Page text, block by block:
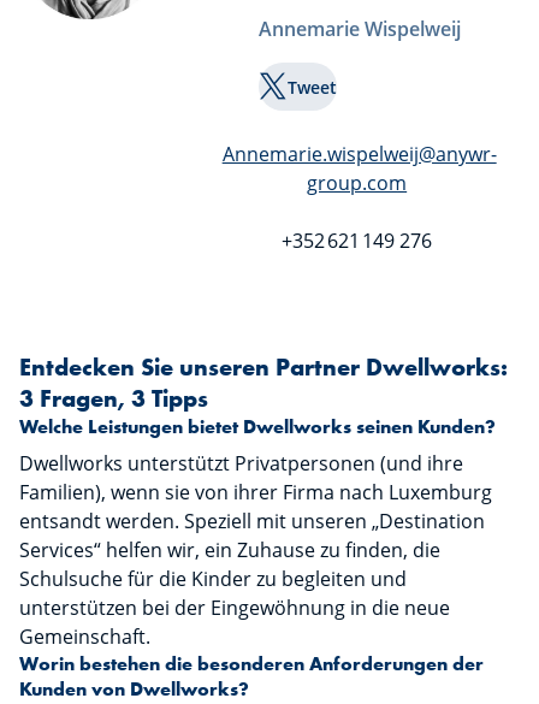
Annemarie Wispelweij
Tweet
Annemarie.wispelweij@anywr-
group.com
+352 621 149 276
Entdecken Sie unseren Partner Dwellworks:
3 Fragen, 3 Tipps
Welche Leistungen bietet Dwellworks seinen Kunden?
Dwellworks unterstützt Privatpersonen (und ihre
Familien), wenn sie von ihrer Firma nach Luxemburg
entsandt werden. Speziell mit unseren „Destination
Services“ helfen wir, ein Zuhause zu finden, die
Schulsuche für die Kinder zu begleiten und
unterstützen bei der Eingewöhnung in die neue
Gemeinschaft.
Worin bestehen die besonderen Anforderungen der
Kunden von Dwellworks?